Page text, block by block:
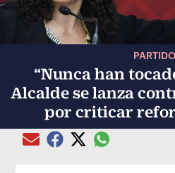
“Nunca han
Alcalde se lanza
por criticar
Compartir el artículo actual
Compartir el artículo
Compartir el artículo
Compartir el